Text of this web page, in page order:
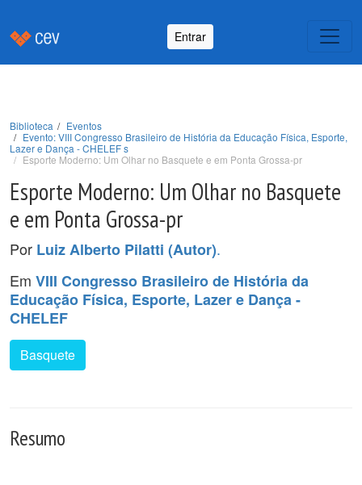
Entrar
Biblioteca
Eventos
Evento: VIII Congresso Brasileiro de História da Educação Física, Esporte,
Lazer e Dança - CHELEF s
Esporte Moderno: Um Olhar no Basquete e em Ponta Grossa-pr
Esporte Moderno: Um Olhar no Basquete
e em Ponta Grossa-pr
Por Luiz Alberto Pilatti (Autor).
Em VIII Congresso Brasileiro de História da
Educação Física, Esporte, Lazer e Dança -
CHELEF
Basquete
Resumo